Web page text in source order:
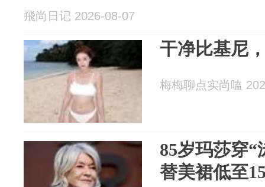
飛尚日记 2026-08-07
干净比基尼
梅梅聊点实尚嗑
85岁玛莎穿“
替美裙低至